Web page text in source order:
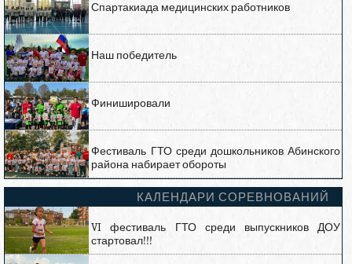
Спартакиада медицинских работников
Наш победитель
Финишировали
Фестиваль ГТО среди дошкольников Абинского
района набирает обороты
КАЛЕНДАРИ СОРЕВНОВАНИЙ
VI фестиваль ГТО среди выпускников ДОУ
стартовал!!!